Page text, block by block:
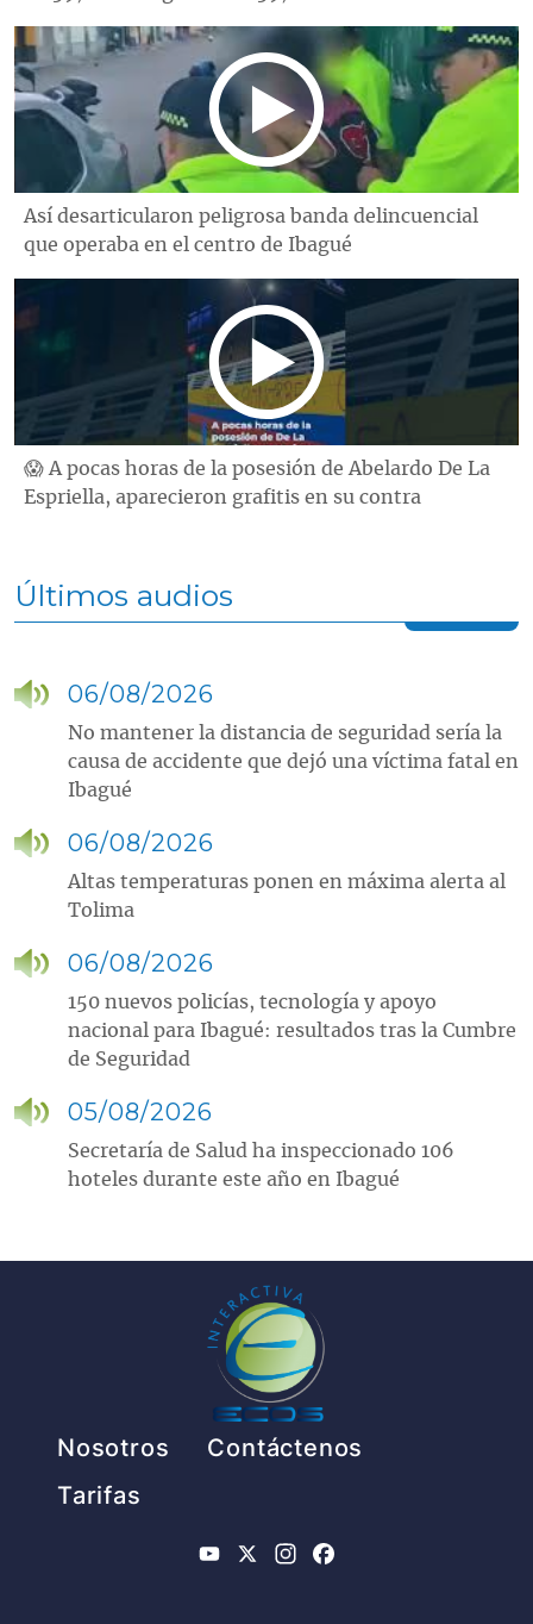
Así desarticularon peligrosa banda delincuencial
que operaba en el centro de Ibagué
😱 A pocas horas de la posesión de Abelardo De La
Espriella, aparecieron grafitis en su contra
Últimos audios
06/08/2026
No mantener la distancia de seguridad sería la
causa de accidente que dejó una víctima fatal en
Ibagué
06/08/2026
Altas temperaturas ponen en máxima alerta al
Tolima
06/08/2026
150 nuevos policías, tecnología y apoyo
nacional para Ibagué: resultados tras la Cumbre
de Seguridad
05/08/2026
Secretaría de Salud ha inspeccionado 106
hoteles durante este año en Ibagué
Pie de página
Nosotros
Contáctenos
Tarifas
YouTube
X Instagram